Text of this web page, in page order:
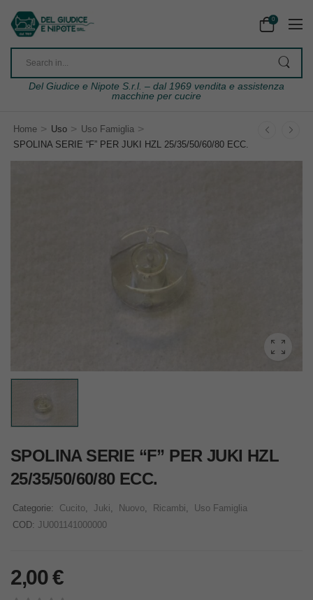
0
Del Giudice e Nipote S.r.l. – dal 1969 vendita e assistenza
macchine per cucire
Home > Uso > Uso Famiglia >
SPOLINA SERIE “F” PER JUKI HZL 25/35/50/60/80 ECC.
SPOLINA SERIE “F” PER JUKI HZL
25/35/50/60/80 ECC.
Categorie: Cucito, Juki, Nuovo, Ricambi,
Uso Famiglia
COD: JU001141000000
2,00€